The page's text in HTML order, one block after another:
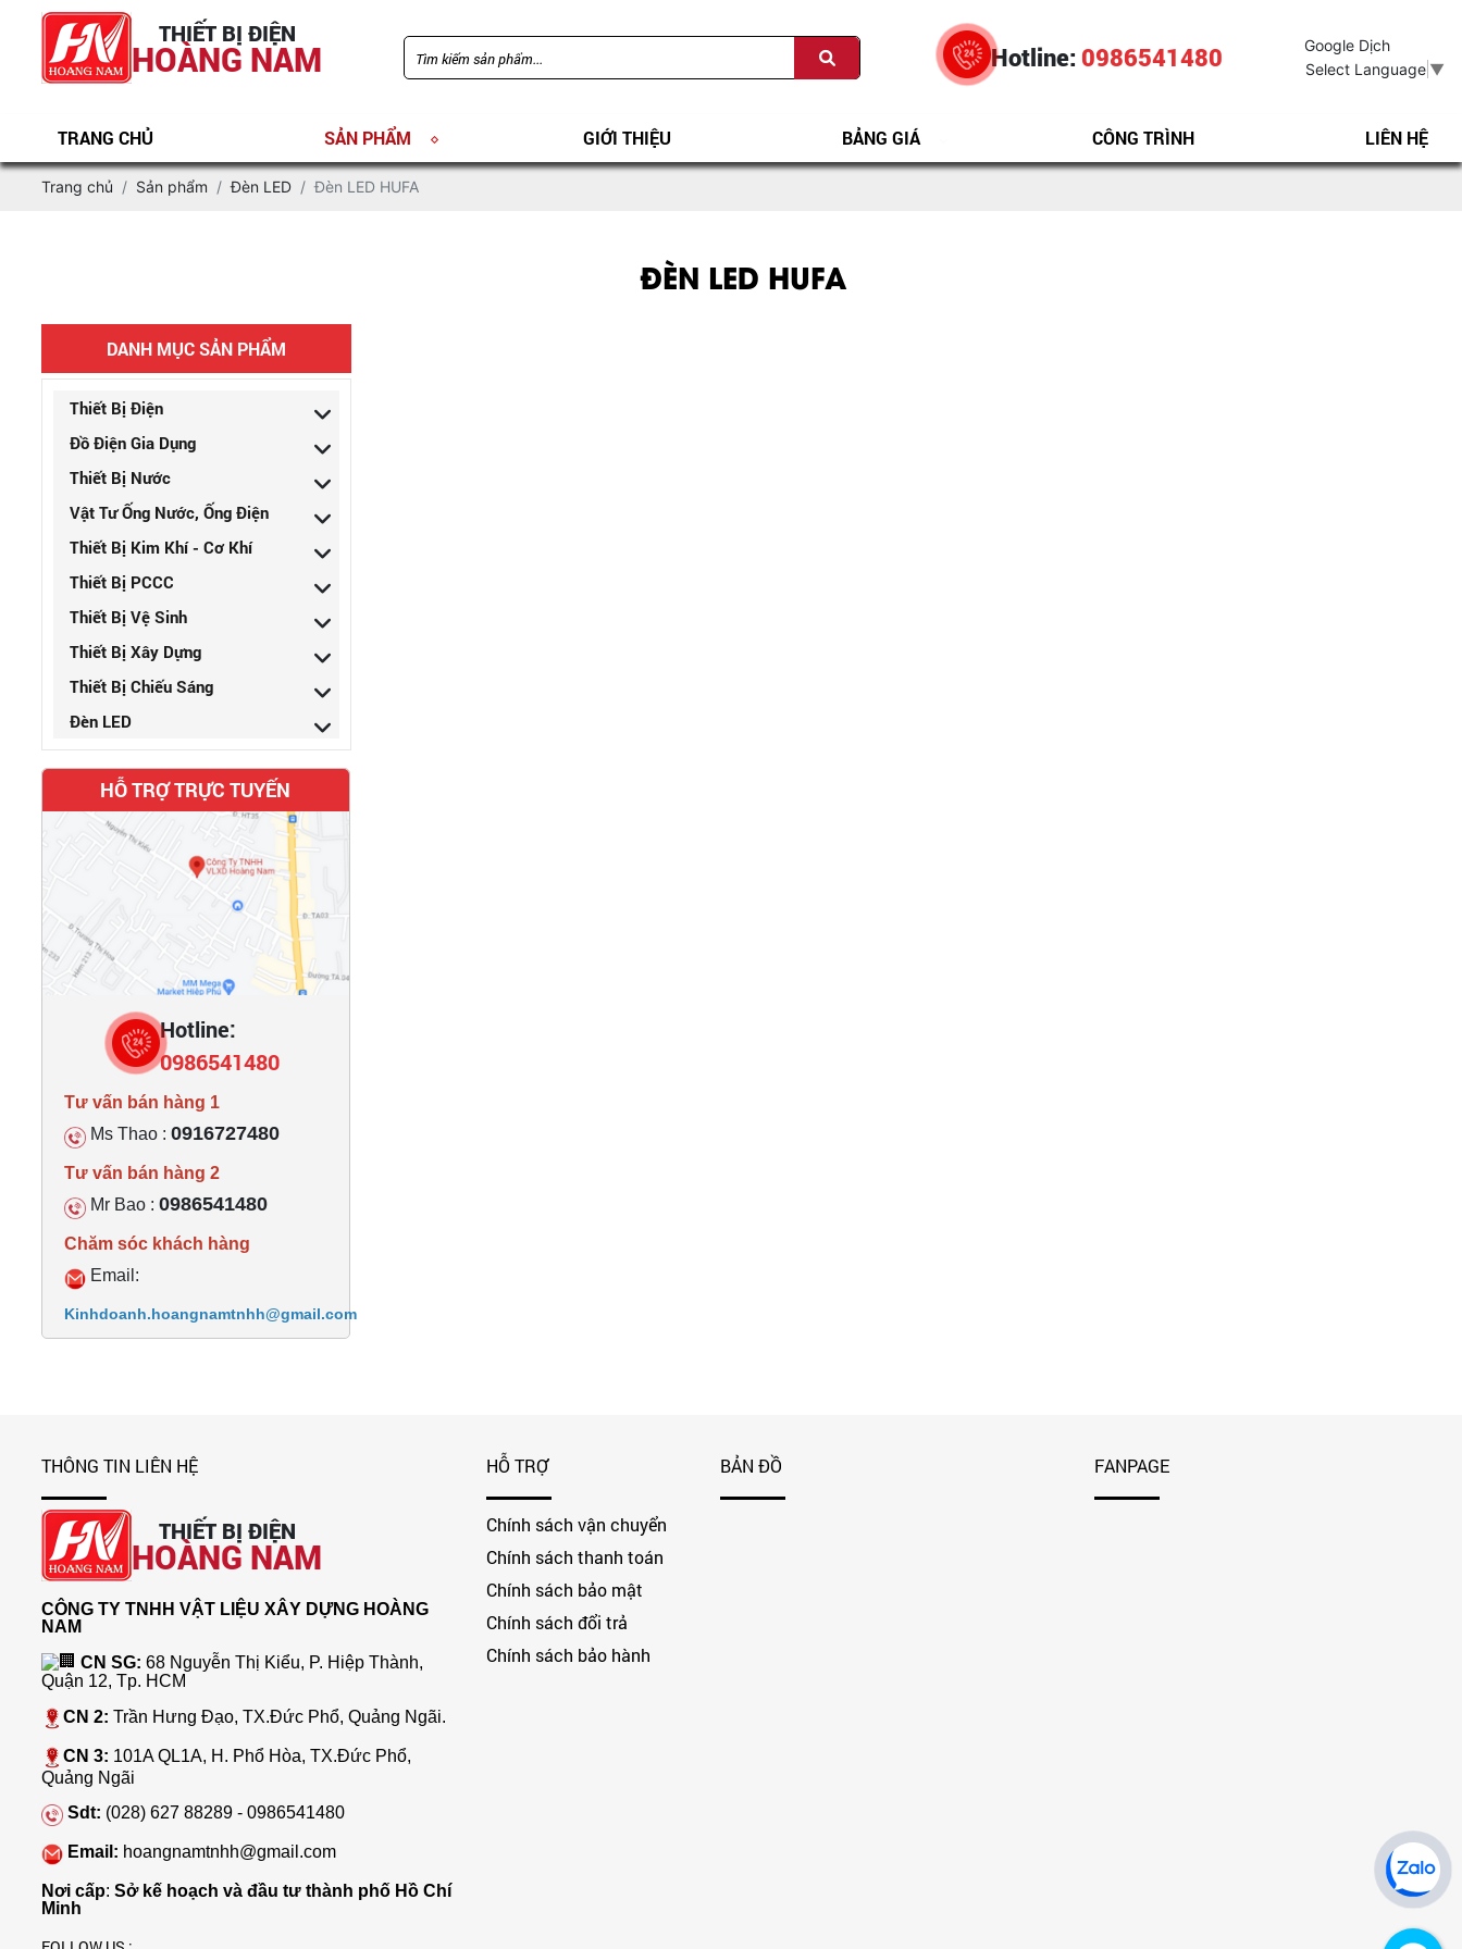
THIẾT BỊ ĐIỆN
HOÀNG NAM Hotline: 0986541480
Google Dịch
Select Language ▼
TRANG CHỦ SẢN PHẨM GIỚI THIỆU BẢNG GIÁ CÔNG TRÌNH LIÊN HỆ
Trang chủ Sản phẩm Đèn LED Đèn LED HUFA
ĐÈN LED HUFA
DANH MỤC SẢN PHẨM
Thiết Bị Điện
Đồ Điện Gia Dụng
Thiết Bị Nước
Vật Tư Ống Nước, Ống Điện
Thiết Bị Kim Khí - Cơ Khí
Thiết Bị PCCC
Thiết Bị Vệ Sinh
Thiết Bị Xây Dựng
Thiết Bị Chiếu Sáng
Đèn LED
HỖ TRỢ TRỰC TUYẾN
Hotline:
0986541480
Tư vấn bán hàng 1
Ms Thao : 0916727480
Tư vấn bán hàng 2
Mr Bao : 0986541480
Chăm sóc khách hàng
Email:
Kinhdoanh.hoangnamtnhh@gmail.com
THÔNG TIN LIÊN HỆ
THIẾT BỊ ĐIỆN
HOÀNG NAM
CÔNG TY TNHH VẬT LIỆU XÂY DỰNG HOÀNG
NAM
CN SG: 68 Nguyễn Thị Kiểu, P. Hiệp Thành,
Quận 12, Tp. HCM
CN 2: Trần Hưng Đạo, TX.Đức Phổ, Quảng Ngãi.
CN 3: 101A QL1A, H. Phổ Hòa, TX.Đức Phổ,
Quảng Ngãi
Sdt: (028) 627 88289 - 0986541480
Email: hoangnamtnhh@gmail.com
Nơi cấp: Sở kế hoạch và đầu tư thành phố Hồ Chí
Minh
HỖ TRỢ
Chính sách vận chuyển
Chính sách thanh toán
Chính sách bảo mật
Chính sách đổi trả
Chính sách bảo hành
BẢN ĐỒ FANPAGE